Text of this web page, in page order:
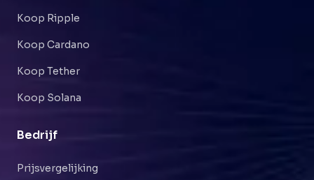
Koop Ripple
Koop Cardano
Koop Tether
Koop Solana
Bedrijf
Prijsvergelijking